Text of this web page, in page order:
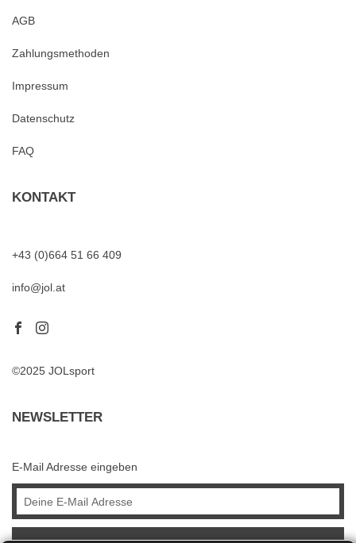
AGB
Zahlungsmethoden
Impressum
Datenschutz
FAQ
KONTAKT
+43 (0)664 51 66 409
info@jol.at
©2025 JOLsport
NEWSLETTER
E-Mail Adresse eingeben